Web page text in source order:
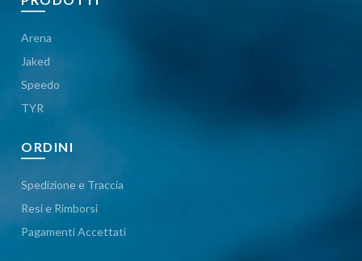
Arena
Jaked
Speedo
TYR
ORDINI
Spedizione e Traccia
Resi e Rimborsi
Pagamenti Accettati